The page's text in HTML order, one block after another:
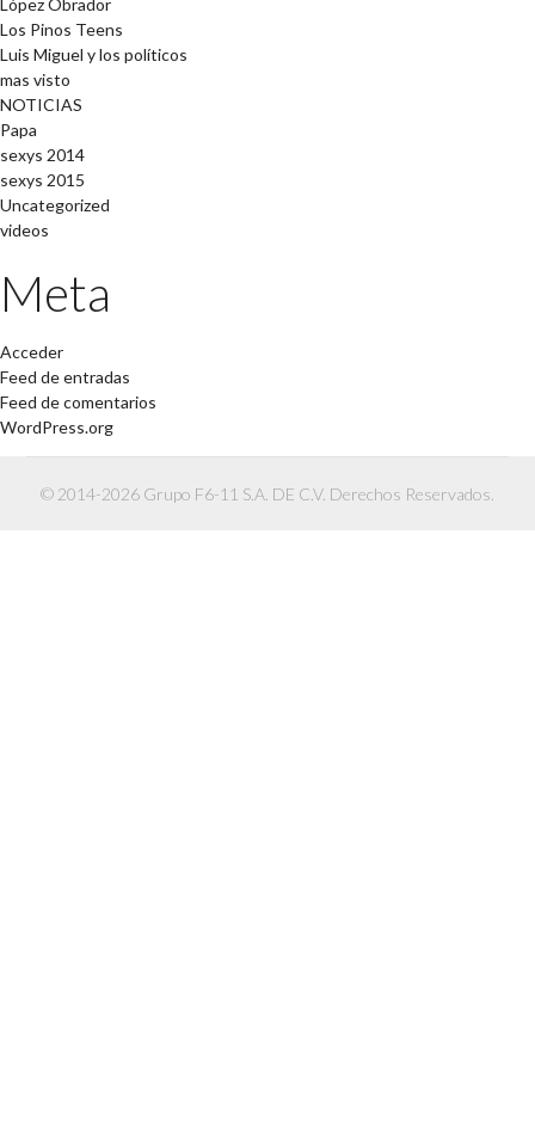
López Obrador
Los Pinos Teens
Luis Miguel y los políticos
mas visto
NOTICIAS
Papa
sexys 2014
sexys 2015
Uncategorized
videos
Meta
Acceder
Feed de entradas
Feed de comentarios
WordPress.org
© 2014-2026 Grupo F6-11 S.A. DE C.V. Derechos Reservados.